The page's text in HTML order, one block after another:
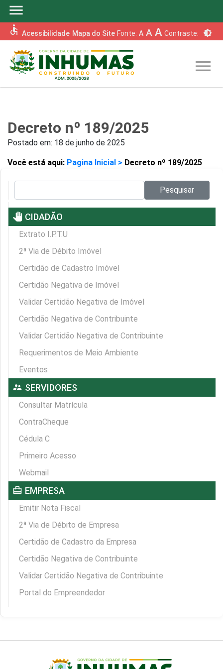
menu
accessible Acessibilidade Mapa do Site Fonte: A A A Contraste: brightness_6
menu
Decreto nº 189/2025
Postado em: 18 de junho de 2025
Você está aqui: Pagina Inicial > Decreto nº 189/2025
Pesquisar
pan_tool CIDADÃO
Extrato I.P.T.U
2ª Via de Débito Imóvel
Certidão de Cadastro Imóvel
Certidão Negativa de Imóvel
Validar Certidão Negativa de Imóvel
Certidão Negativa de Contribuinte
Validar Certidão Negativa de Contribuinte
Requerimentos de Meio Ambiente
Eventos
supervisor_account SERVIDORES
Consultar Matrícula
ContraCheque
Cédula C
Primeiro Acesso
Webmail
card_travel EMPRESA
Emitir Nota Fiscal
2ª Via de Débito de Empresa
Certidão de Cadastro da Empresa
Certidão Negativa de Contribuinte
Validar Certidão Negativa de Contribuinte
Portal do Empreendedor